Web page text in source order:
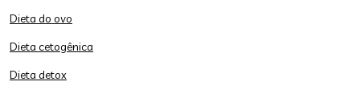
Dieta do ovo
Dieta cetogênica
Dieta detox